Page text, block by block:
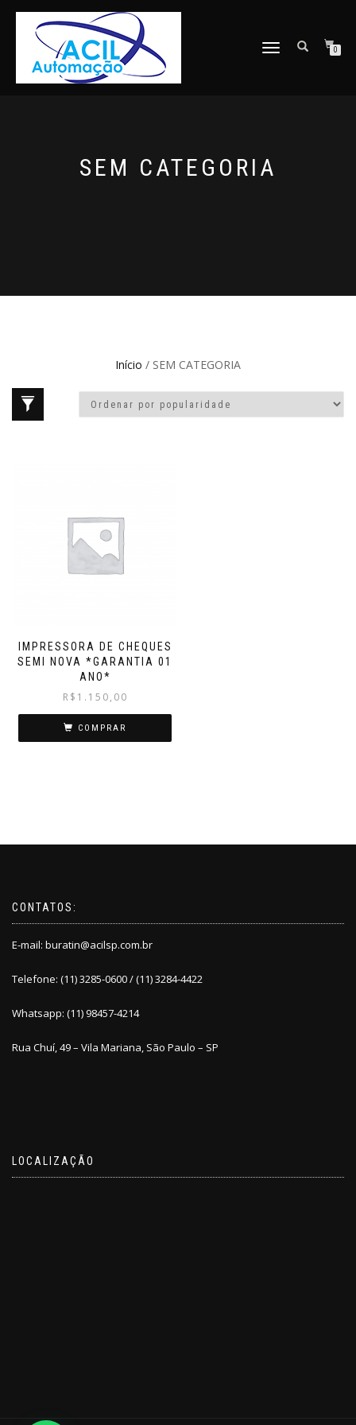
ALTERNAR
0
SEM CATEGORIA
Início / SEM CATEGORIA
IMPRESSORA DE CHEQUES
SEMI NOVA *GARANTIA 01
ANO*
R$ 1.150,00
COMPRAR
CONTATOS:
E-mail: buratin@acilsp.com.br
Telefone: (11) 3285-0600 / (11) 3284-4422
Whatsapp: (11) 98457-4214
Rua Chuí, 49 – Vila Mariana, São Paulo – SP
LOCALIZAÇÃO